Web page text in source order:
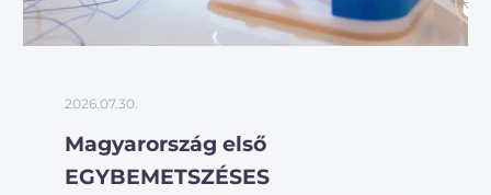
2026.07.30.
Magyarország első
EGYBEMETSZÉSES